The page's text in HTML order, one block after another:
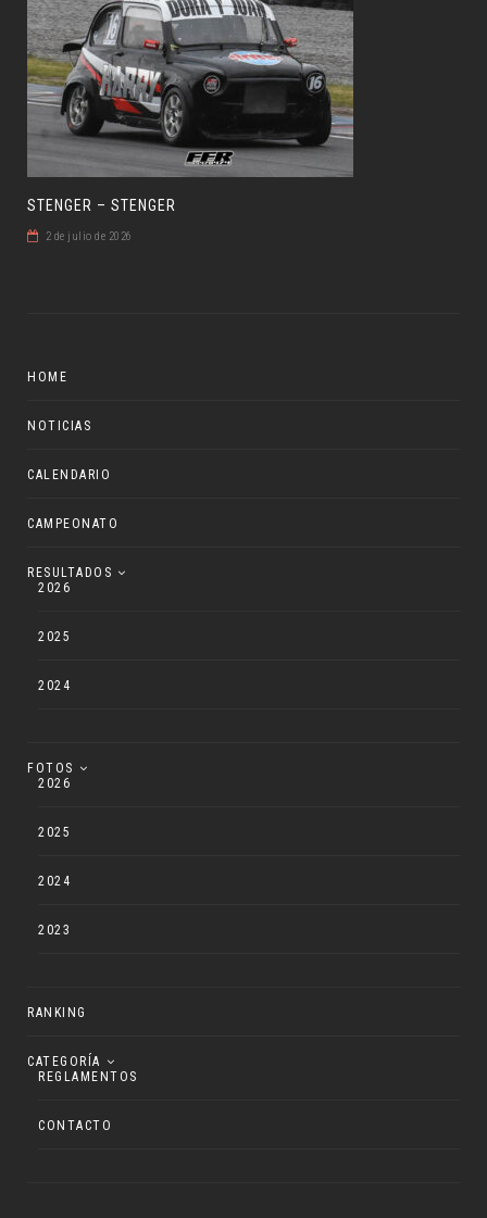
STENGER – STENGER
2 de julio de 2026
HOME
NOTICIAS
CALENDARIO
CAMPEONATO
RESULTADOS
2026
2025
2024
FOTOS
2026
2025
2024
2023
RANKING
CATEGORÍA
REGLAMENTOS
CONTACTO